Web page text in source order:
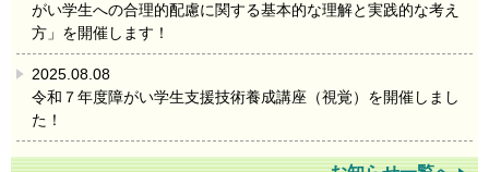
がい学生への合理的配慮に関する基本的な理解と実践的な考え
方」を開催します！
2025.08.08
令和７年度障がい学生支援技術養成講座（視覚）を開催しまし
た！